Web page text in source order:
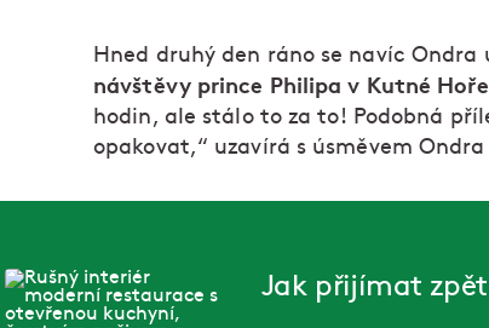
Hned druhý den ráno se navíc
návštěvy prince Philipa v Kutné Hoře
hodin, ale stálo to za to! Podobná
opakovat,“ uzavírá s úsměvem Ondra
Jak přijímat